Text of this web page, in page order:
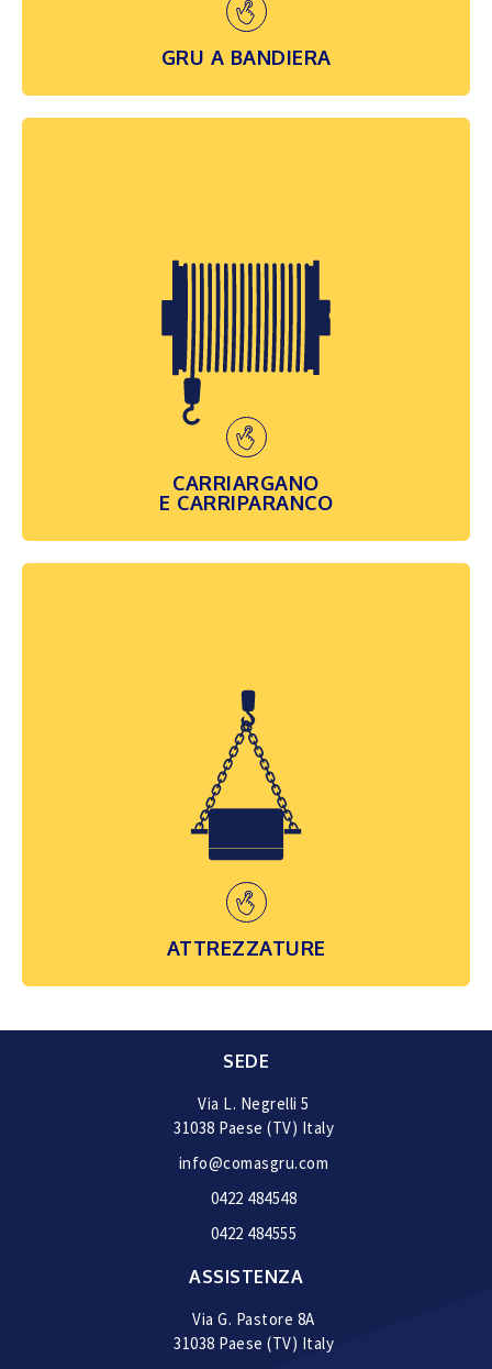
GRU A BANDIERA
CARRIARGANO
E CARRIPARANCO
disponibile in due versioni, generalmente
scelta in funzione del servizio a cui è adibita
la macchina: il carroparanco ed il
carroargano. Il carroparanco è costituito da
una struttura...
ATTREZZATURE
Sono tutti i dispositivi interposti tra la
macchina di sollevamento ed il carico, che
consentono una più agevole presa e/o
movimentazione di quest’ultimo. Le
attrezzature che progettiamo e realizziamo
per la movimentazione dei carichi...
SEDE
Via L. Negrelli 5
31038 Paese (TV) Italy
info@comasgru.com
0422 484548
0422 484555
ASSISTENZA
Via G. Pastore 8A
31038 Paese (TV) Italy